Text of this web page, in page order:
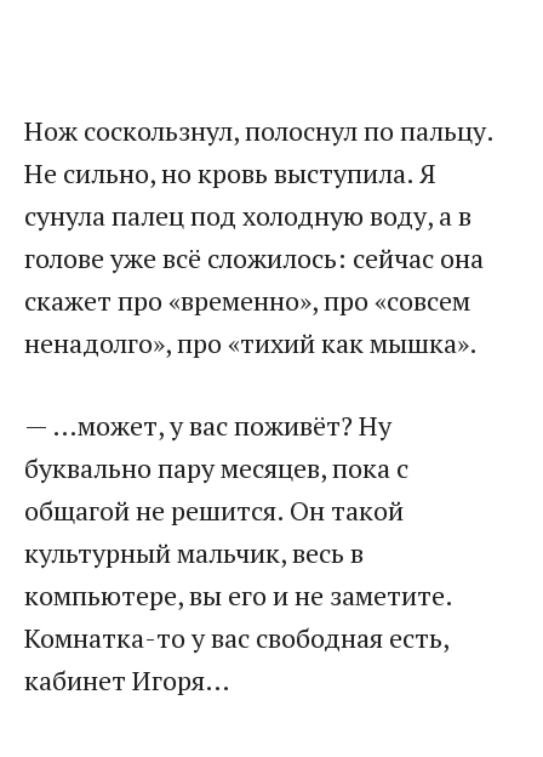
Нож соскользнул, полоснул по пальцу.
Не сильно, но кровь выступила. Я
сунула палец под холодную воду, а в
голове уже всё сложилось: сейчас она
скажет про «временно», про «совсем
ненадолго», про «тихий как мышка».
— …может, у вас поживёт? Ну
буквально пару месяцев, пока с
общагой не решится. Он такой
культурный мальчик, весь в
компьютере, вы его и не заметите.
Комнатка-то у вас свободная есть,
кабинет Игоря…